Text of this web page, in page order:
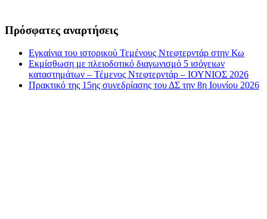
Πρόσφατες αναρτήσεις
Εγκαίνια του ιστορικού Τεμένους Ντεφτερντάρ στην Κω
Εκμίσθωση με πλειοδοτικό διαγωνισμό 5 ισόγειων
καταστημάτων – Τέμενος Ντεφτερντάρ – ΙΟΥΝΙΟΣ 2026
Πρακτικό της 15ης συνεδρίασης του ΔΣ την 8η Ιουνίου 2026